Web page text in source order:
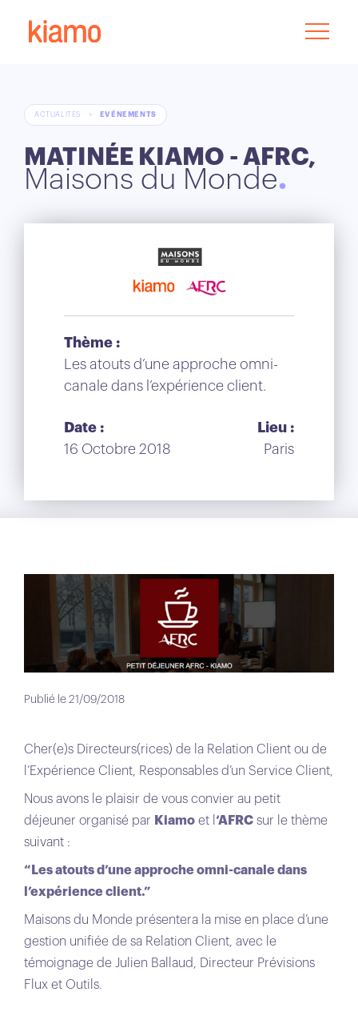
ACTUALITÉS > EVÉNEMENTS
MATINÉE KIAMO - AFRC,
Maisons du Monde
Thème :
Les atouts d’une approche omni-
canale dans l’expérience client.
Date :
16 Octobre 2018
Lieu :
Paris
Publié le 21/09/2018
Cher(e)s Directeurs(rices) de la Relation Client ou de
l’Expérience Client, Responsables d’un Service Client,
Nous avons le plaisir de vous convier au petit
déjeuner organisé par Kiamo et l ‘AFRC sur le thème
suivant :
“Les atouts d’une approche omni-canale dans
l’expérience client.”
Maisons du Monde présentera la mise en place d’une
gestion unifiée de sa Relation Client, avec le
témoignage de Julien Ballaud, Directeur Prévisions
Flux et Outils.